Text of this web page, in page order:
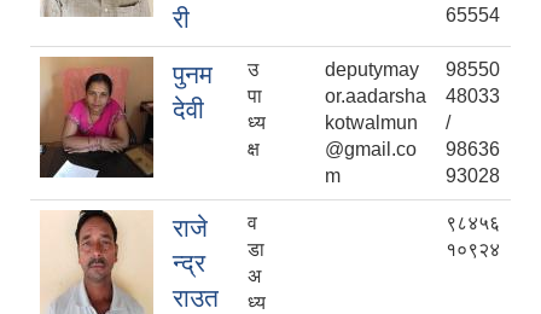
री
65554
पुनम
देवी
उ
पा
ध्य
क्ष
deputymay
or.aadarsha
kotwalmun
@gmail.co
m
98550
48033
/
98636
93028
राजे
न्द्र
राउत
व
डा
अ
ध्य
९८४५६
१०९२४